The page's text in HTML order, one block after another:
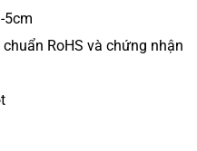
5cm
RoHS và chứng nhận